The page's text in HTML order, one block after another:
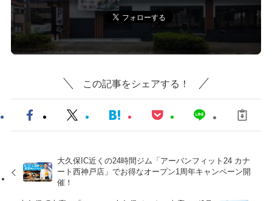
この記事をシェアする！
大久保IC近くの24時間ジム「アーバンフィット24 カナ
ート西神戸店」でお得なオープン1周年キャンペーン開
催！